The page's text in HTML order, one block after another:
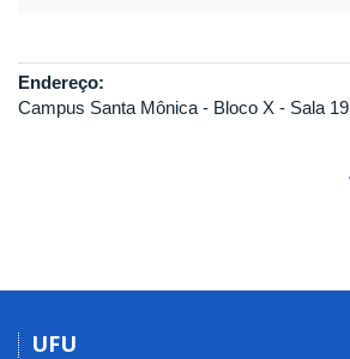
Endereço:
Campus Santa Mônica - Bloco X - Sala 19
UFU